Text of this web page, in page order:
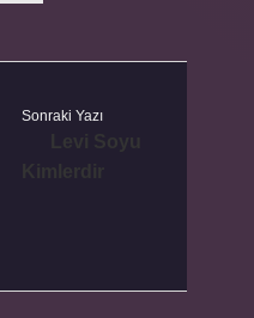
Sonraki Yazı